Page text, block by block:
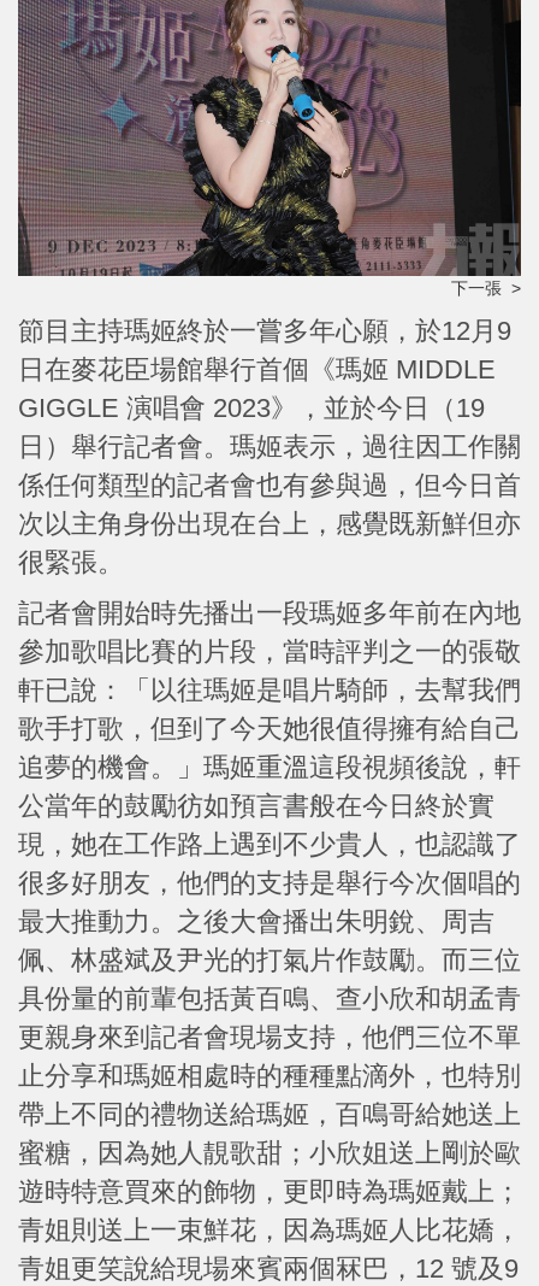
下一張 >
節目主持瑪姬終於一嘗多年心願，於12月9
日在麥花臣場館舉行首個《瑪姬 MIDDLE
GIGGLE 演唱會 2023》，並於今日（19
日）舉行記者會。瑪姬表示，過往因工作關
係任何類型的記者會也有參與過，但今日首
次以主角身份出現在台上，感覺既新鮮但亦
很緊張。
記者會開始時先播出一段瑪姬多年前在內地
參加歌唱比賽的片段，當時評判之一的張敬
軒已說：「以往瑪姬是唱片騎師，去幫我們
歌手打歌，但到了今天她很值得擁有給自己
追夢的機會。」瑪姬重溫這段視頻後說，軒
公當年的鼓勵彷如預言書般在今日終於實
現，她在工作路上遇到不少貴人，也認識了
很多好朋友，他們的支持是舉行今次個唱的
最大推動力。之後大會播出朱明銳、周吉
佩、林盛斌及尹光的打氣片作鼓勵。而三位
具份量的前輩包括黃百鳴、查小欣和胡孟青
更親身來到記者會現場支持，他們三位不單
止分享和瑪姬相處時的種種點滴外，也特別
帶上不同的禮物送給瑪姬，百鳴哥給她送上
蜜糖，因為她人靚歌甜；小欣姐送上剛於歐
遊時特意買來的飾物，更即時為瑪姬戴上；
青姐則送上一束鮮花，因為瑪姬人比花嬌，
青姐更笑說給現場來賓兩個冧巴，12 號及9